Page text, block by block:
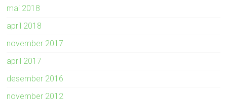
mai 2018
april 2018
november 2017
april 2017
desember 2016
november 2012